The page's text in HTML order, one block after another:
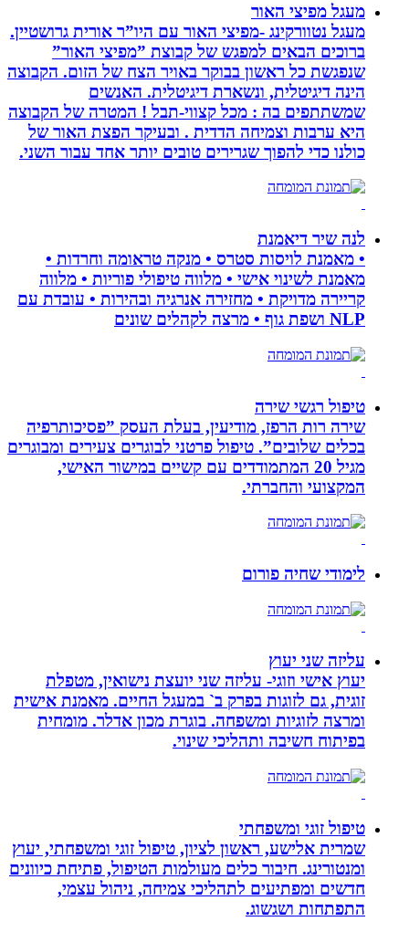
מעגל מפיצי האור
מעגל נטוורקינג -מפיצי האור עם היו”ר אורית גרושטיין.
ברוכים הבאים למפגש של קבוצת ”מפיצי האור”
שנפגשת כל ראשון בבוקר באויר הצח של הזום. הקבוצה
הינה דיגיטלית, ונשארת דיגיטלית. האנשים
שמשתתפים בה : מכל קצווי-תבל ! המטרה של הקבוצה
היא ערבות וצמיחה הדדית . ובעיקר הפצת האור של
כולנו כדי להפוך שגרירים טובים יותר אחד עבור השני.
לנה שיר דיאמנת
• מאמנת לויסות סטרס • מנקה טראומה וחרדות •
מאמנת לשינוי אישי • מלווה טיפולי פוריות • מלווה
קריירה מדויקת • מחזירה אנרגיה ובהירות • עובדת עם
טיפול רגשי שירה
שירה רות הרפז, מודיעין, בעלת העסק ”פסיכותרפיה
בכלים שלובים”. טיפול פרטני לבוגרים צעירים ומבוגרים
מגיל 20 המתמודדים עם קשיים במישור האישי,
המקצועי והחברתי.
לימודי שחיה פורום
עליזה שני יעוץ
יעוץ אישי וזוגי- עליזה שני יועצת נישואין, מטפלת
זוגית, גם לזוגות בפרק ב` במעגל החיים. מאמנת אישית
ומרצה לזוגיות ומשפחה. בוגרת מכון אדלר. מומחית
בפיתוח חשיבה ותהליכי שינוי.
טיפול זוגי ומשפחתי
שמרית אלישע, ראשון לציון, טיפול זוגי ומשפחתי, יעוץ
ומנטורינג. חיבור כלים מעולמות הטיפול, פתיחת כיוונים
חדשים ומפתיעים לתהליכי צמיחה, ניהול עצמי,
התפתחות ושגשוג.